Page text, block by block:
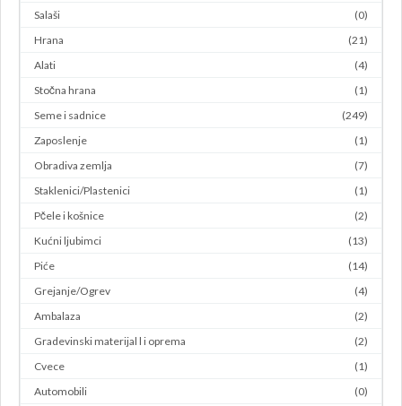
Salaši
(0)
Hrana
(21)
Alati
(4)
Stočna hrana
(1)
Seme i sadnice
(249)
Zaposlenje
(1)
Obradiva zemlja
(7)
Staklenici/Plastenici
(1)
Pčele i košnice
(2)
Kućni ljubimci
(13)
Piće
(14)
Grejanje/Ogrev
(4)
Ambalaza
(2)
Gradevinski materijal l i oprema
(2)
Cvece
(1)
Automobili
(0)